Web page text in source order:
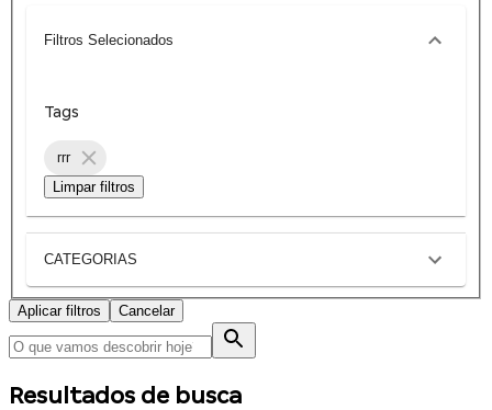
Filtros Selecionados
Tags
rrr
Limpar filtros
CATEGORIAS
Aplicar filtros Cancelar
Resultados de busca